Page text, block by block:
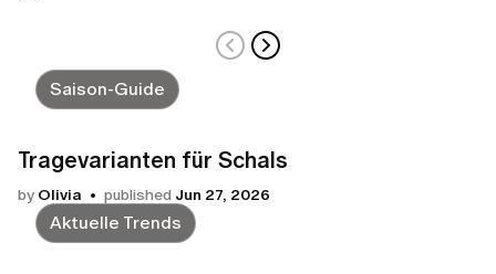
Saison-Guide
Tragevarianten für Schals
by Olivia published Jun 27, 2026
Aktuelle Trends